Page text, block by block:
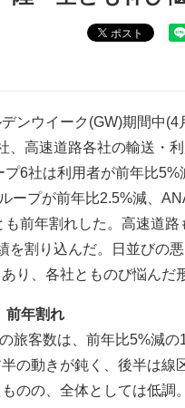
ポスト
ンウイーク(GW)期間中(4
、高速道路各社の輸送・
プ6社は利用者が前年比5%
ープが前年比2.5%減、
も前年割れした。高速道路
を割り込んだ。日並びの
り、各社とものび悩んだ
年割れ
旅客数は、前年比5%減の
の動きが鈍く、後半は線
のの、全体としては低調。